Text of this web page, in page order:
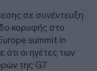
σε συνέντευξη
κορυφής στο
summit in
οι ηγέτες των
της G7